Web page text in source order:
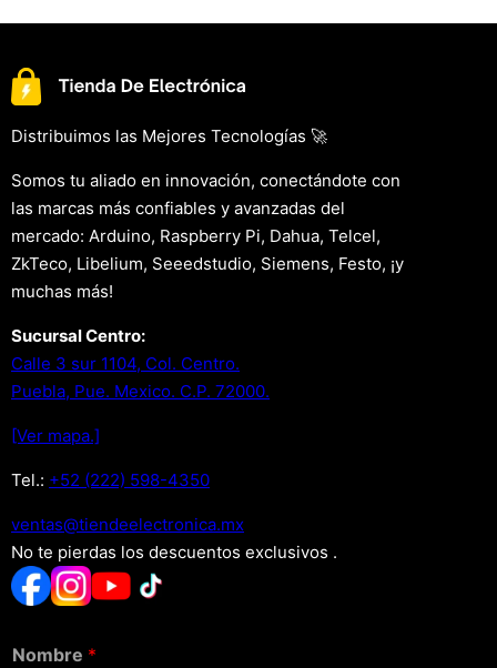
Distribuimos las Mejores Tecnologías 🚀
Somos tu aliado en innovación, conectándote con
las marcas más confiables y avanzadas del
mercado: Arduino, Raspberry Pi, Dahua, Telcel,
ZkTeco, Libelium, Seeedstudio, Siemens, Festo, ¡y
muchas más!
Sucursal Centro:
Calle 3 sur 1104, Col. Centro.
Puebla, Pue. Mexico. C.P. 72000.
[Ver mapa.]
Tel.: +52 (222) 598-4350
xm.acinortceleedneit@satnev
No te pierdas los descuentos exclusivos .
Nombre *